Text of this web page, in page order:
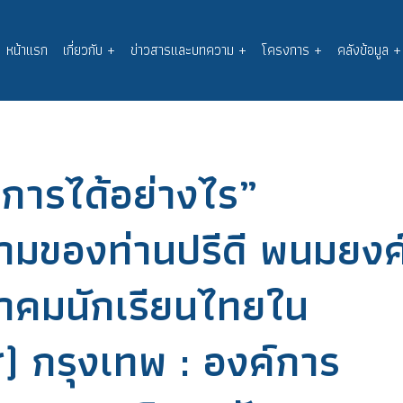
หน้าแรก เกี่ยวกับ + ข่าวสารและบทความ + โครงการ + คลังข้อมูล +
ารได้อย่างไร”
ของท่านปรีดี พนมยง
มนักเรียนไทยใน
กรุงเทพ : องค์การ